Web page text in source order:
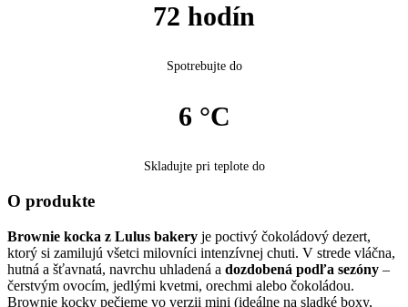
72 hodín
Spotrebujte do
6 °C
Skladujte pri teplote do
O produkte
Brownie kocka z Lulus bakery je poctivý čokoládový dezert,
ktorý si zamilujú všetci milovníci intenzívnej chuti. V strede vláčna,
hutná a šťavnatá, navrchu uhladená a dozdobená podľa sezóny –
čerstvým ovocím, jedlými kvetmi, orechmi alebo čokoládou.
Brownie kocky pečieme vo verzii mini (ideálne na sladké boxy,